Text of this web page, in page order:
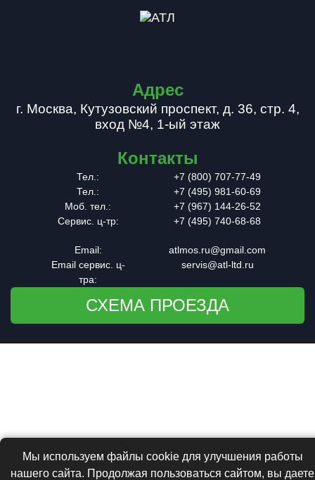
Адрес
г. Москва, Кутузовский проспект, д. 36, стр. 4,
вход №4, 1-ый этаж
Контакты
Тел.: +7 (800) 707-77-49
Тел.:
+7 (495) 981-60-69
Моб. тел.:
+7 (967) 144-26-52
Сервис. ц-тр:
+7 (495) 740-68-68
Email:
atlmos.ru@gmail.com
Email сервис. ц-
тра:
servis@atl-ltd.ru
СХЕМА ПРОЕЗДА
Мы используем файлы cookie для улучшения работы
нашего сайта. Продолжая пользоваться сайтом, вы даете